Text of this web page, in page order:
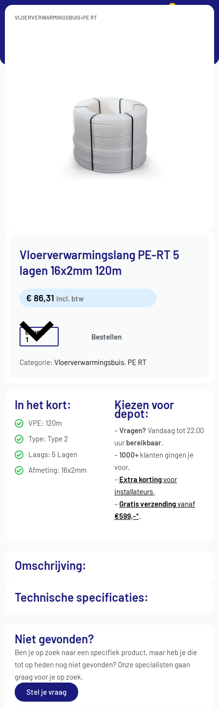
VLOERVERWARMINGSBUIS›PE RT
Vloerverwarmingslang PE-RT 5
lagen 16x2mm 120m
€ 86,31 incl. btw
EENHEID Bestellen
Categorie: Vloerverwarmingsbuis, PE RT
In het kort:
VPE: 120m
Type: Type 2
Laags: 5 Lagen
Afmeting: 16x2mm
Kiezen voor
depot:
–Vragen? Vandaag tot 22.00
uur bereikbaar.
–1000+ klanten gingen je
voor.
– Extra kortingvoor
installateurs.
–Gratis verzendingvanaf
€599,-*.
Omschrijving:
Technische specificaties:
Niet gevonden?
Ben je op zoek naar een specifiek product, maar heb je die
tot op heden nog niet gevonden? Onze specialisten gaan
graag voor je op zoek.
Stel je vraag